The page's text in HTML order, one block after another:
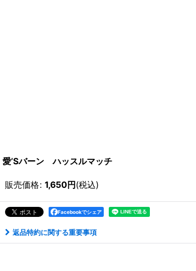
愛’Sバーン ハッスルマッチ
販売価格: 1,650円(税込)
Facebookでシェア
返品特約に関する重要事項